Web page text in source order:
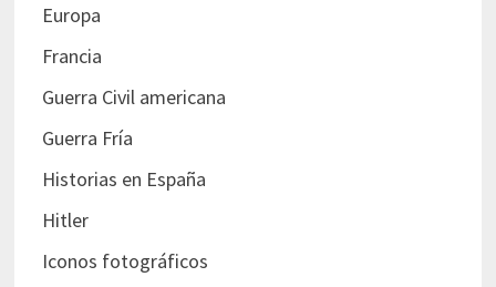
Europa
Francia
Guerra Civil americana
Guerra Fría
Historias en España
Hitler
Iconos fotográficos